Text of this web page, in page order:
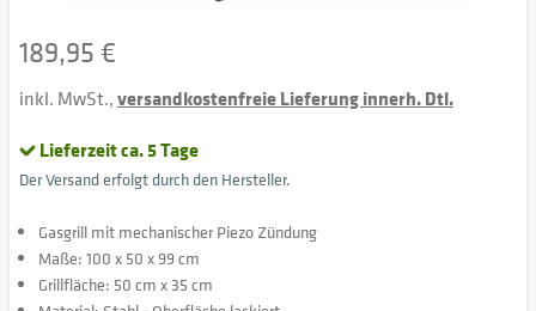
189,95 €
inkl. MwSt.,versandkostenfreie Lieferung innerh. Dtl.
Lieferzeit ca. 5 Tage
Der Versand erfolgt durch den Hersteller.
Gasgrill mit mechanischer Piezo Zündung
Maße: 100 x 50 x 99 cm
Grillfläche: 50 cm x 35 cm